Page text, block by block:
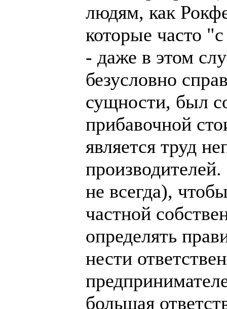
людям, как
которые часто
- даже в этом
безусловно
сущности, был
прибавочной
является труд
не всегда),
частной
определять
нести
большая